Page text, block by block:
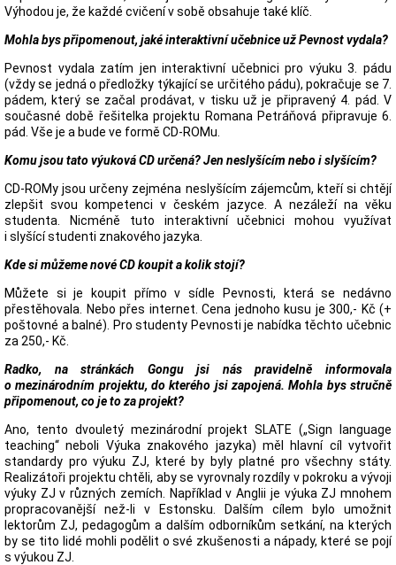
Výhodou je, že každé cvičení v sobě obsahuje také klíč.
Mohla bys připomenout, jaké interaktivní učebnice už Pevnost vydala?
Pevnost vydala zatím jen interaktivní učebnici pro výuku 3. pádu
(vždy se jedná o předložky týkající se určitého pádu), pokračuje se 7.
pádem, který se začal prodávat, v tisku už je připravený 4. pád. V
současné době řešitelka projektu Romana Petráňová připravuje 6.
pád. Vše je a bude ve formě CD-ROMu.
Komu jsou tato výuková CD určená? Jen neslyšícím nebo i slyšícím?
CD-ROMy jsou určeny zejména neslyšícím zájemcům, kteří si chtějí
zlepšit svou kompetenci v českém jazyce. A nezáleží na věku
studenta. Nicméně tuto interaktivní učebnici mohou využívat
i slyšící studenti znakového jazyka.
Kde si můžeme nové CD koupit a kolik stojí?
Můžete si je koupit přímo v sídle Pevnosti, která se nedávno
přestěhovala. Nebo přes internet. Cena jednoho kusu je 300,- Kč (+
poštovné a balné). Pro studenty Pevnosti je nabídka těchto učebnic
za 250,- Kč.
Radko, na stránkách Gongu jsi nás pravidelně informovala
o mezinárodním projektu, do kterého jsi zapojená. Mohla bys stručně
připomenout, co je to za projekt?
Ano, tento dvouletý mezinárodní projekt SLATE („Sign language
teaching“ neboli Výuka znakového jazyka) měl hlavní cíl vytvořit
standardy pro výuku ZJ, které by byly platné pro všechny státy.
Realizátoři projektu chtěli, aby se vyrovnaly rozdíly v pokroku a vývoji
výuky ZJ v různých zemích. Například v Anglii je výuka ZJ mnohem
propracovanější než-li v Estonsku. Dalším cílem bylo umožnit
lektorům ZJ, pedagogům a dalším odborníkům setkání, na kterých
by se tito lidé mohli podělit o své zkušenosti a nápady, které se pojí
s výukou ZJ.